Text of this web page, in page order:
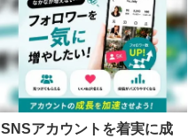
SNSアカウントを着実に成